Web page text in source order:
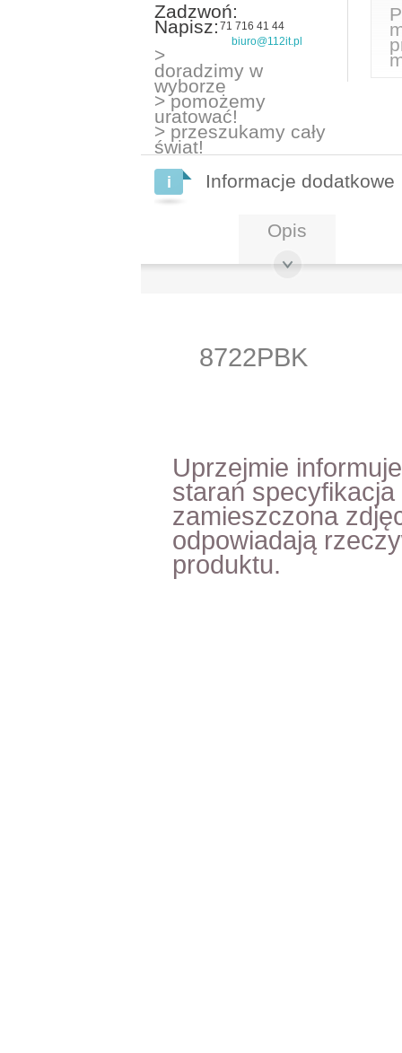
Zadzwoń:
71 716 41 44
Napisz:
biuro@112it.pl
>
doradzimy w
wyborze
> pomożemy
uratować!
> przeszukamy cały
świat!
Informacje dodatkowe
Opis
8722PBK
Uprzejmie
starań
zamieszczona
odpowiadają
produktu.